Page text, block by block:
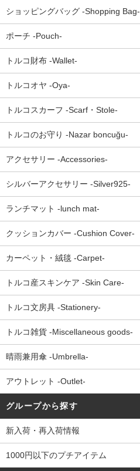
ショッピングバッグ -Shopping Bag-
ポーチ -Pouch-
トルコ財布 -Wallet-
トルコオヤ -Oya-
トルコスカーフ -Scarf・Stole-
トルコのお守り -Nazar boncuğu-
アクセサリー -Accessories-
シルバーアクセサリー -Silver925-
ランチマット -lunch mat-
クッションカバー -Cushion Cover-
カーペット・絨毯 -Carpet-
トルコ産スキンケア -Skin Care-
トルコ文房具 -Stationery-
トルコ雑貨 -Miscellaneous goods-
晴雨兼用傘 -Umbrella-
アウトレット -Outlet-
グループから探す
新入荷・再入荷情報
1000円以下のプチアイテム